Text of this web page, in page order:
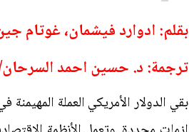
بقلم: ادوارد فيشمان، غوتام
ترجمة: د. حسين احمد السرحان/
بقي الدولار الأمريكي العملة